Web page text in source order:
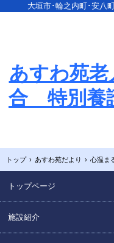
あすわ苑老
合 特別養
大垣市･輪之内町･安八
トップ › あすわ苑だより › 心温ま
トップページ
施設紹介